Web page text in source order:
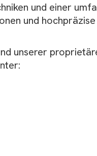
und einer
und
unserer